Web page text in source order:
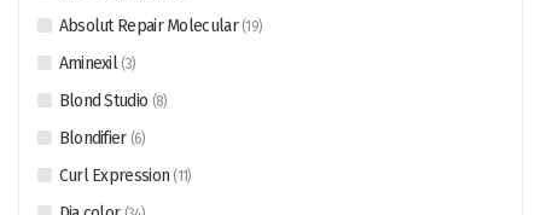
Absolut Repair Molecular (19)
Aminexil (3)
Blond Studio (8)
Blondifier (6)
Curl Expression (11)